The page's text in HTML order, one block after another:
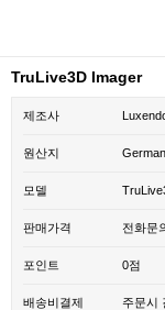
TruLive3D Imager
제조사
원산지
모델
판매가격 전화문
포인트 0점
배송비결제 주문시